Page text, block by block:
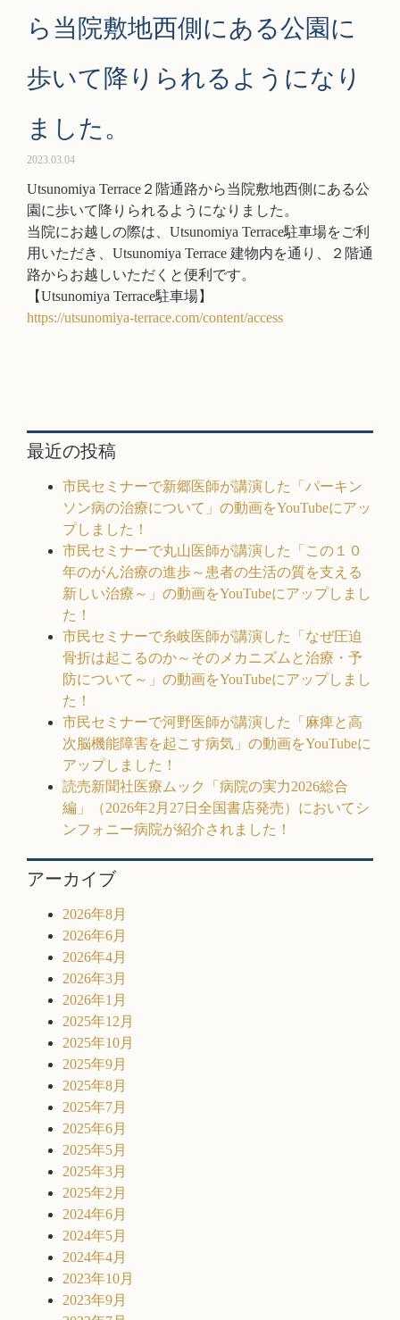
ら当院敷地西側にある公園に
歩いて降りられるようになり
ました。
2023.03.04
Utsunomiya Terrace２階通路から当院敷地西側にある公
園に歩いて降りられるようになりました。
当院にお越しの際は、Utsunomiya Terrace駐車場をご利
用いただき、Utsunomiya Terrace 建物内を通り、２階通
路からお越しいただくと便利です。
【Utsunomiya Terrace駐車場】
https://utsunomiya-terrace.com/content/access
最近の投稿
市民セミナーで新郷医師が講演した「パーキン
ソン病の治療について」の動画をYouTubeにアッ
プしました！
市民セミナーで丸山医師が講演した「この１０
年のがん治療の進歩～患者の生活の質を支える
新しい治療～」の動画をYouTubeにアップしまし
た！
市民セミナーで糸岐医師が講演した「なぜ圧迫
骨折は起こるのか～そのメカニズムと治療・予
防について～」の動画をYouTubeにアップしまし
た！
市民セミナーで河野医師が講演した「麻痺と高
次脳機能障害を起こす病気」の動画をYouTubeに
アップしました！
読売新聞社医療ムック「病院の実力2026総合
編」（2026年2月27日全国書店発売）においてシ
ンフォニー病院が紹介されました！
アーカイブ
2026年8月
2026年6月
2026年4月
2026年3月
2026年1月
2025年12月
2025年10月
2025年9月
2025年8月
2025年7月
2025年6月
2025年5月
2025年3月
2025年2月
2024年6月
2024年5月
2024年4月
2023年10月
2023年9月